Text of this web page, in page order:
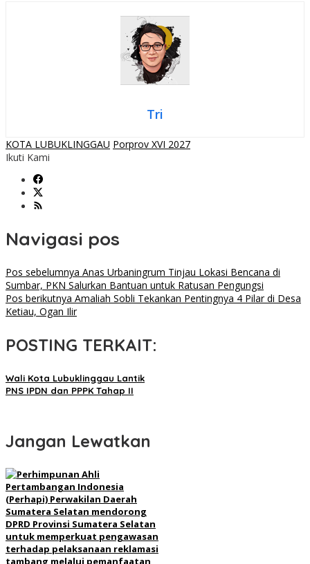
Tri
KOTA LUBUKLINGGAU Porprov XVI 2027
Ikuti Kami
Navigasi pos
Pos sebelumnya Anas Urbaningrum Tinjau Lokasi Bencana di
Sumbar, PKN Salurkan Bantuan untuk Ratusan Pengungsi
Pos berikutnya Amaliah Sobli Tekankan Pentingnya 4 Pilar di Desa
Ketiau, Ogan Ilir
POSTING TERKAIT:
Wali Kota Lubuklinggau Lantik
PNS IPDN dan PPPK Tahap II
Jangan Lewatkan